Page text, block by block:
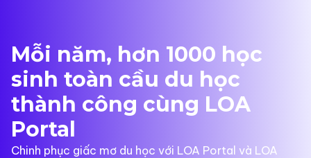
Mỗi năm, hơn 1000 học
sinh toàn cầu du học
thành công cùng LOA
Portal
Chinh phục giấc mơ du học với LOA Portal và LOA